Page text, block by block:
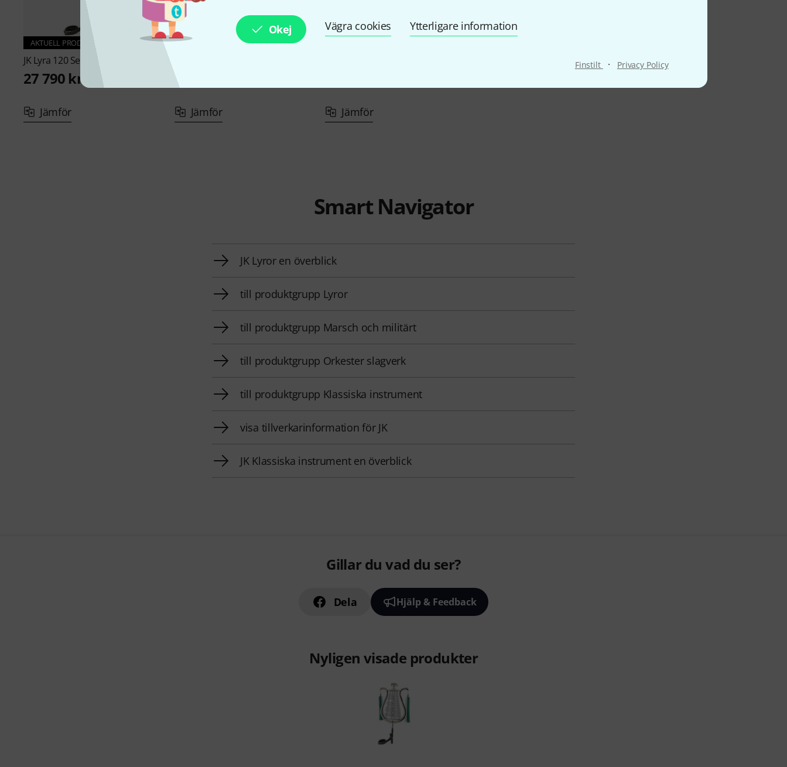
Okej Vägra cookies Ytterligare information
Finstilt · Privacy Policy
AKTUELL PRODUKT
JKLyra 120 Set green
27 790 kr
Jämför
27 790 kr
Jämför Jämför
Smart Navigator
JK Lyror en överblick
till produktgrupp Lyror
till produktgrupp Marsch och militärt
till produktgrupp Orkester slagverk
till produktgrupp Klassiska instrument
visa tillverkarinformation för JK
JK Klassiska instrument en överblick
Gillar du vad du ser?
Dela Hjälp & Feedback
Nyligen visade produkter